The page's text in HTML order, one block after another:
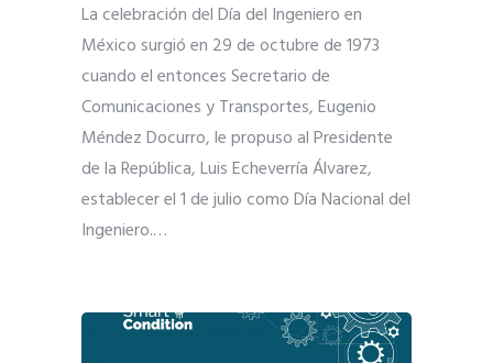
La celebración del Día del Ingeniero en
México surgió en 29 de octubre de 1973
cuando el entonces Secretario de
Comunicaciones y Transportes, Eugenio
Méndez Docurro, le propuso al Presidente
de la República, Luis Echeverría Álvarez,
establecer el 1 de julio como Día Nacional del
Ingeniero.…